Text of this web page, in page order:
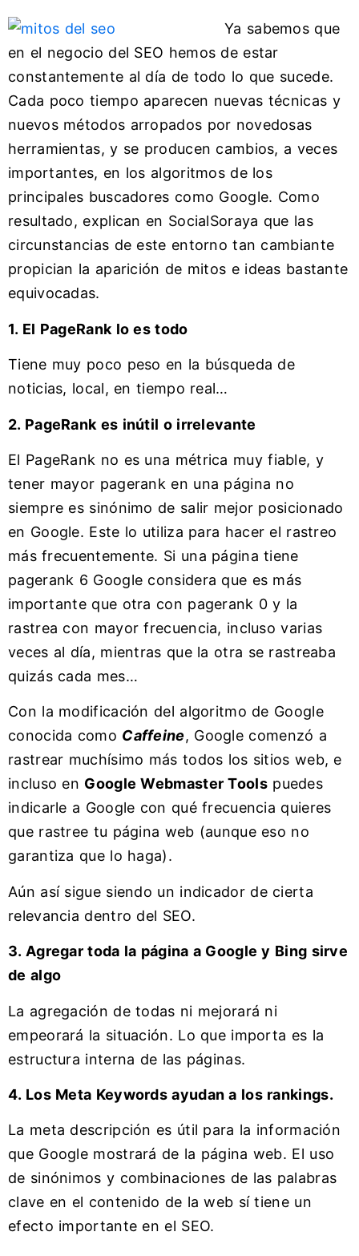
Ya sabemos que
en el negocio del SEO hemos de estar
constantemente al día de todo lo que sucede.
Cada poco tiempo aparecen nuevas técnicas y
nuevos métodos arropados por novedosas
herramientas, y se producen cambios, a veces
importantes, en los algoritmos de los
principales buscadores como Google. Como
resultado, explican en SocialSoraya que las
circunstancias de este entorno tan cambiante
propician la aparición de mitos e ideas bastante
equivocadas.
1. El PageRank lo es todo
Tiene muy poco peso en la búsqueda de
noticias, local, en tiempo real…
2. PageRank es inútil o irrelevante
El PageRank no es una métrica muy fiable, y
tener mayor pagerank en una página no
siempre es sinónimo de salir mejor posicionado
en Google. Este lo utiliza para hacer el rastreo
más frecuentemente. Si una página tiene
pagerank 6 Google considera que es más
importante que otra con pagerank 0 y la
rastrea con mayor frecuencia, incluso varias
veces al día, mientras que la otra se rastreaba
quizás cada mes…
Con la modificación del algoritmo de Google
conocida como Caffeine, Google comenzó a
rastrear muchísimo más todos los sitios web, e
incluso en Google Webmaster Toolspuedes
indicarle a Google con qué frecuencia quieres
que rastree tu página web (aunque eso no
garantiza que lo haga).
Aún así sigue siendo un indicador de cierta
relevancia dentro del SEO.
3. Agregar toda la página a Google y Bing sirve
de algo
La agregación de todas ni mejorará ni
empeorará la situación. Lo que importa es la
estructura interna de las páginas.
4. Los Meta Keywords ayudan a los rankings.
La meta descripción es útil para la información
que Google mostrará de la página web. El uso
de sinónimos y combinaciones de las palabras
clave en el contenido de la web sí tiene un
efecto importante en el SEO.